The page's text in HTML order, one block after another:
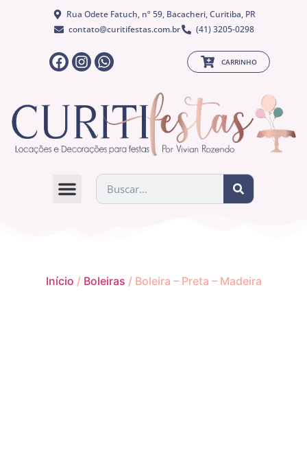
Rua Odete Fatuch, nº 59, Bacacheri, Curitiba, PR
contato@curitifestas.com.br
(41) 3205-0298
CARRINHO
Início / Boleiras / Boleira – Preta – Madeira